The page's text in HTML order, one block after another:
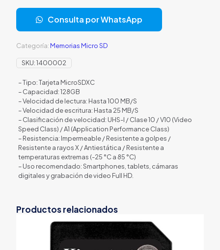
ADATA
AUSDX128GUICL10A1RA1
CLASE
UHS
I
V10
25MB/S
PARA
DISPOSITIVOS
MOVILES
cantidad
Consulta por WhatsApp
Categoría:Memorias Micro SD
SKU:1400002
– Tipo: Tarjeta MicroSDXC
– Capacidad: 128GB
– Velocidad de lectura: Hasta 100 MB/S
– Velocidad de escritura: Hasta 25 MB/S
– Clasificación de velocidad: UHS-I / Clase 10 / V10 (Video
Speed Class) / A1 (Application Performance Class)
– Resistencia: Impermeable / Resistente a golpes /
Resistente a rayos X / Antiestática / Resistente a
temperaturas extremas (-25 °C a 85 °C)
– Uso recomendado: Smartphones, tablets, cámaras
digitales y grabación de video Full HD.
Productos relacionados